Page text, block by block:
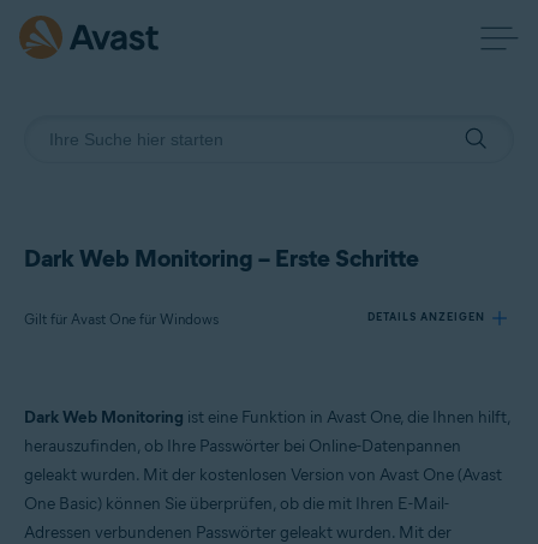
Dark Web Monitoring – Erste Schritte
Gilt für Avast One für Windows DETAILS ANZEIGEN
Produkte:
Avast One 24.x für Windows
Microsoft Windows 11 Home/Pro/Enterprise/Education
Dark Web Monitoring ist eine Funktion in Avast One, die Ihnen hilft,
herauszufinden, ob Ihre Passwörter bei Online-Datenpannen
geleakt wurden. Mit der kostenlosen Version von Avast One (Avast
One Basic) können Sie überprüfen, ob die mit Ihren E-Mail-
Adressen verbundenen Passwörter geleakt wurden. Mit der